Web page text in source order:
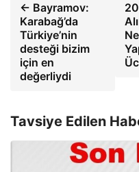
← Bayramov:
Karabağ’da
Türkiye’nin
desteği bizim
için en
değerliydi
Tavsiye Edilen